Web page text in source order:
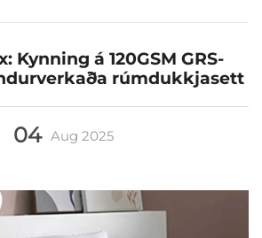
Kynning á 120GSM GRS-
rúmdukkjasett
04 Aug 2025